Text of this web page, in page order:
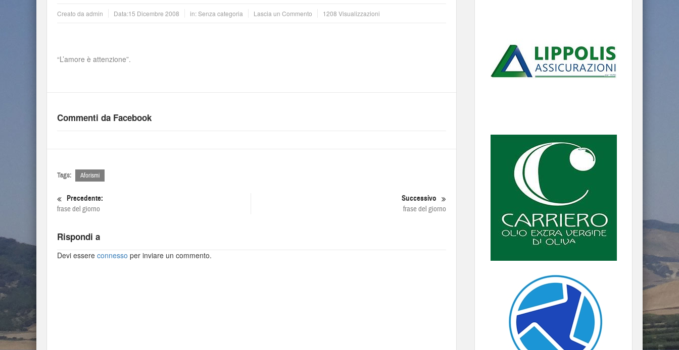
Creato da admin Data:15 Dicembre 2008 in: Senza categoria Lascia un Commento 1208 Visualizzazioni
“L’amore è attenzione”.
Commenti da Facebook
Tags: Aforismi
Precedente:
frase del giorno
Successivo
frase del giorno
Rispondi a
Devi essere connesso per inviare un commento.